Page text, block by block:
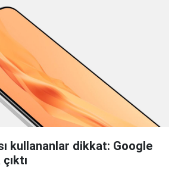
kullananlar dikkat: Google